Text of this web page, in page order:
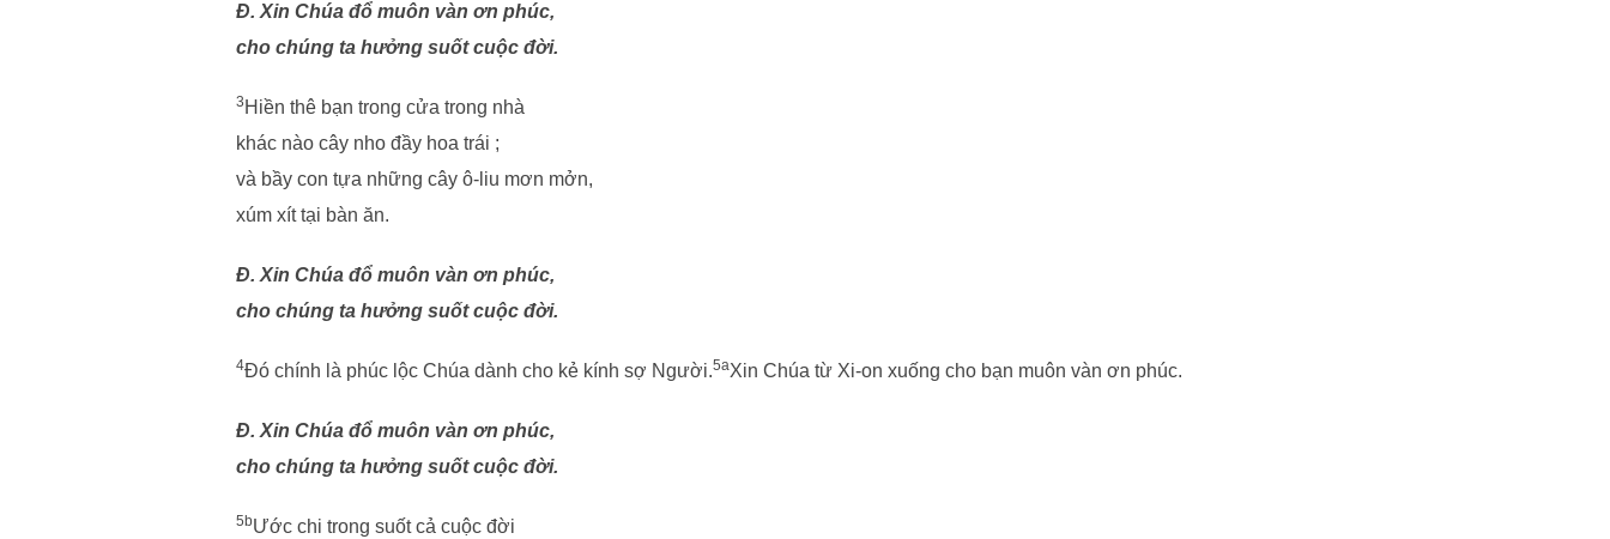
Đ. Xin Chúa đổ muôn vàn ơn phúc,
cho chúng ta hưởng suốt cuộc đời.
3 Hiền thê bạn trong cửa trong nhà
khác nào cây nho đầy hoa trái ;
và bầy con tựa những cây ô-liu mơn mởn,
xúm xít tại bàn ăn.
Đ. Xin Chúa đổ muôn vàn ơn phúc,
cho chúng ta hưởng suốt cuộc đời.
4Đó chính là phúc lộc Chúa dành cho kẻ kính sợ Người.5aXin Chúa từ Xi-on xuống cho bạn muôn vàn ơn phúc.
Đ. Xin Chúa đổ muôn vàn ơn phúc,
cho chúng ta hưởng suốt cuộc đời.
5bƯớc chi trong suốt cả cuộc đời